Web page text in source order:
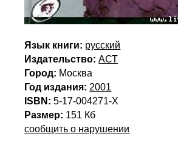
Язык книги: русский
Издательство: АСТ
Город: Москва
Год издания: 2001
ISBN: 5-17-004271-X
Размер: 151 Кб
сообщить о нарушении